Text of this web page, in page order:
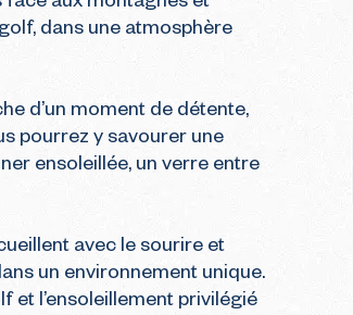
dans une atmosphère
d’un moment de détente,
pourrez y savourer une
ensoleillée, un verre entre
avec le sourire et
un environnement unique.
et l’ensoleillement privilégié